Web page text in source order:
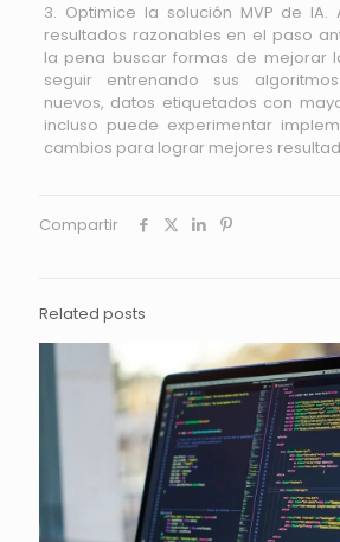
3. Optimice la solución MVP de IA.
resultados razonables en el paso
la pena buscar formas de mejorar
seguir entrenando sus
nuevos, datos etiquetados con
incluso puede experimentar
cambios para lograr mejores
Compartir
Related posts